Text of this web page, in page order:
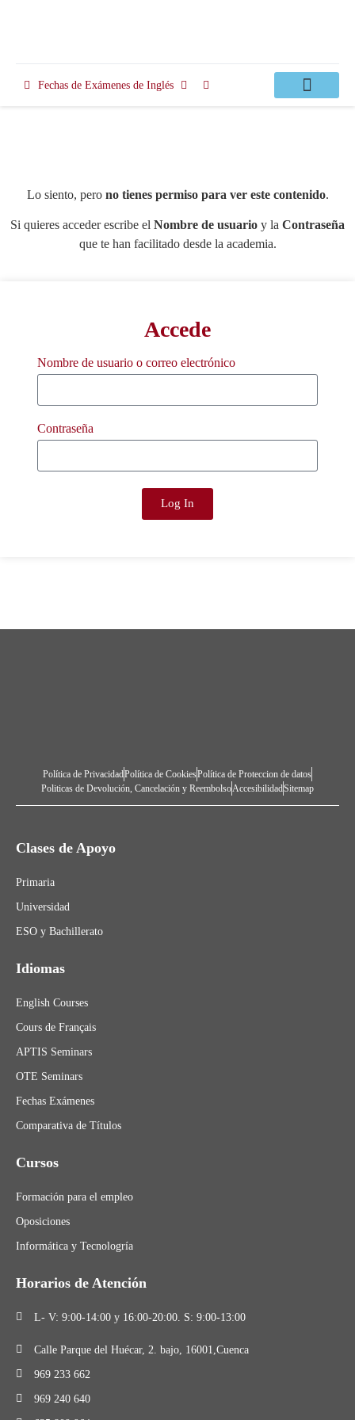
Fechas de Exámenes de Inglés
Lo siento, perono tienes permiso para ver este contenido.
Si quieres acceder escribe el Nombre de usuario y la Contraseña
que te han facilitado desde la academia.
Accede
Nombre de usuario o correo electrónico
Contraseña
Log In
Política de PrivacidadPolítica de CookiesPolítica de Proteccion de datos
Politicas de Devolución, Cancelación y ReembolsoAccesibilidadSitemap
Clases de Apoyo
Primaria
Universidad
ESO y Bachillerato
Idiomas
English Courses
Cours de Français
APTIS Seminars
OTE Seminars
Fechas Exámenes
Comparativa de Títulos
Cursos
Formación para el empleo
Oposiciones
Informática y Tecnologría
Horarios de Atención
L- V: 9:00-14:00 y 16:00-20:00. S: 9:00-13:00
Calle Parque del Huécar, 2. bajo, 16001,Cuenca
969 233 662
969 240 640